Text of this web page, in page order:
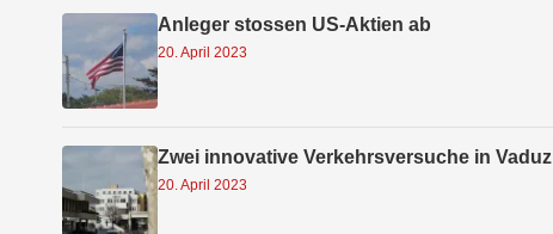
Anleger stossen US-Aktien ab
20. April 2023
Zwei innovative Verkehrsversuche in Vaduz
20. April 2023